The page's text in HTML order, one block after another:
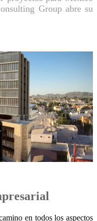
Group abre su
en todos los aspectos